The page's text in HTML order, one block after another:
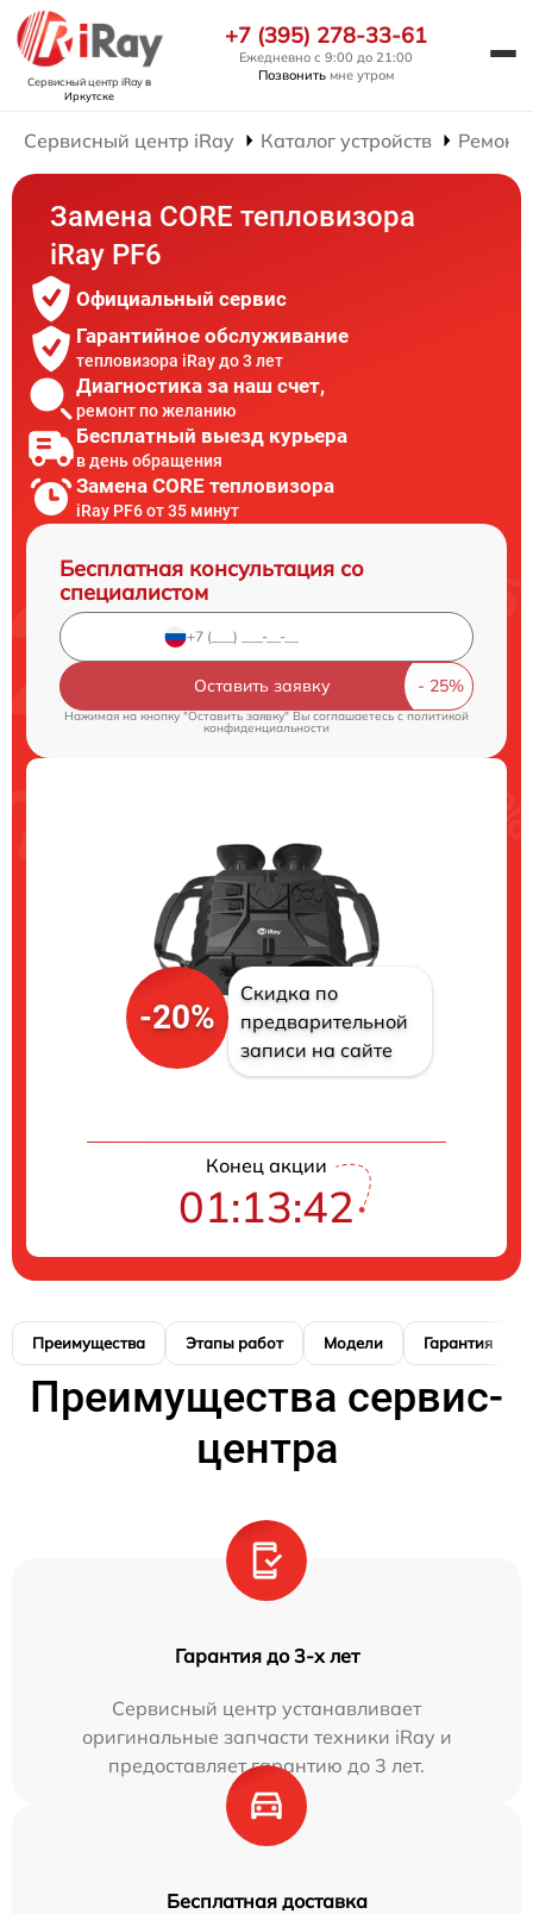
Сервисный центр iRayв
Иркутске
+7 (395) 278-33-61
Ежедневно с 9:00 до 21:00
Позвонить мне утром
Сервисный центр iRay Каталог устройств Ремонт
Замена CORE тепловизора
iRay PF6
Официальный сервис
Гарантийное обслуживание
тепловизора iRay до 3 лет
Диагностика за наш счет,
ремонт по желанию
Бесплатный выезд курьера
в день обращения
Замена CORE тепловизора
iRay PF6 от 35 минут
Бесплатная консультация со
специалистом
Оставить заявку
Нажимая на кнопку "Оставить заявку" Вы соглашаетесь cполитикой
конфиденциальности
-20%
Скидка по
предварительной
записи на сайте
Конец акции
01:13:41
Преимущества Этапы работ Модели Гарантия
Преимущества сервис-
центра
Гарантия до 3-х лет
Сервисный центр устанавливает
оригинальные запчасти техники iRay и
предоставляет гарантию до 3 лет.
Бесплатная доставка